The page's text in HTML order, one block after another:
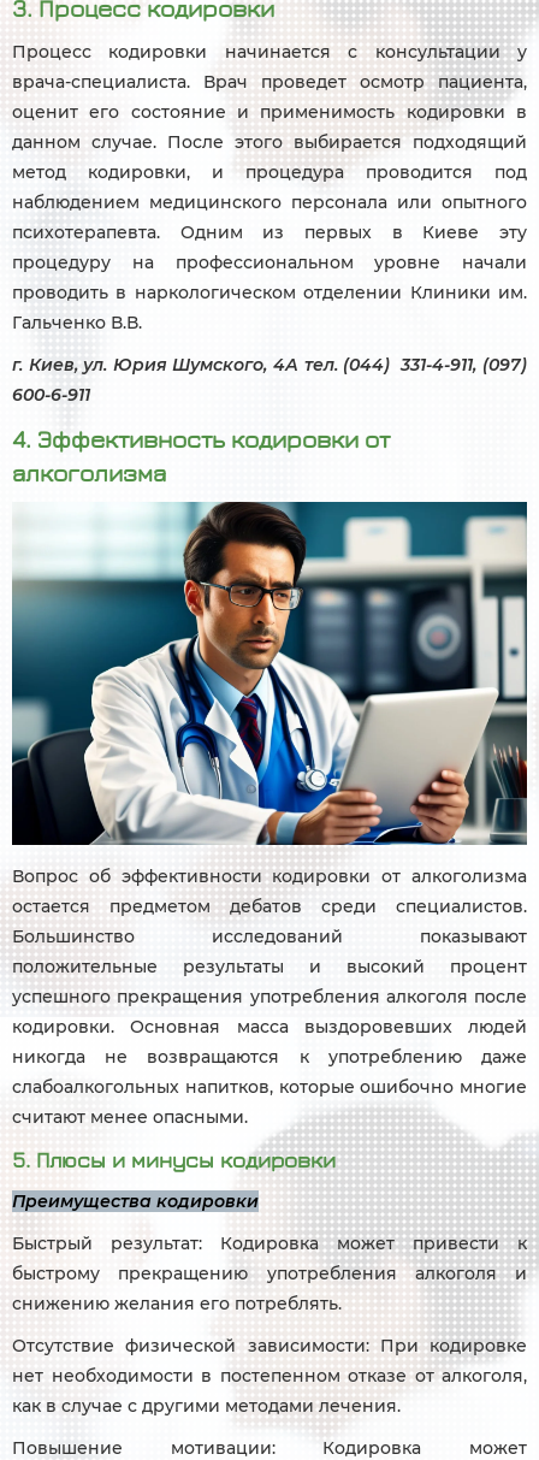
3. Процесс кодировки
Процесс кодировки начинается с консультации у
врача-специалиста. Врач проведет осмотр пациента,
оценит его состояние и применимость кодировки в
данном случае. После этого выбирается подходящий
метод кодировки, и процедура проводится под
наблюдением медицинского персонала или опытного
психотерапевта. Одним из первых в Киеве эту
процедуру на профессиональном уровне начали
проводить в наркологическом отделении Клиники им.
Гальченко В.В.
г. Киев, ул. Юрия Шумского, 4А тел. (044) 331-4-911, (097)
600-6-911
4. Эффективность кодировки от
алкоголизма
Вопрос об эффективности кодировки от алкоголизма
остается предметом дебатов среди специалистов.
Большинство исследований показывают
положительные результаты и высокий процент
успешного прекращения употребления алкоголя после
кодировки. Основная масса выздоровевших людей
никогда не возвращаются к употреблению даже
слабоалкогольных напитков, которые ошибочно многие
считают менее опасными.
5. Плюсы и минусы кодировки
Преимущества кодировки
Быстрый результат: Кодировка может привести к
быстрому прекращению употребления алкоголя и
снижению желания его потреблять.
Отсутствие физической зависимости: При кодировке
нет необходимости в постепенном отказе от алкоголя,
как в случае с другими методами лечения.
Повышение мотивации: Кодировка может